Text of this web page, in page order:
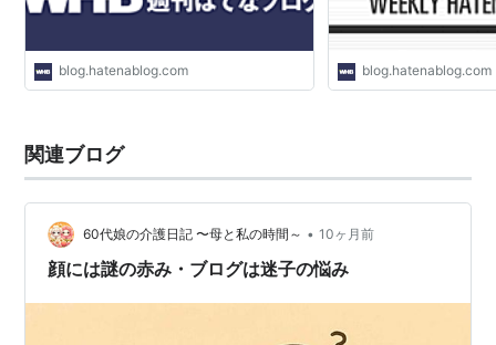
blog.hatenablog.com blog.hatenablog.com
関連ブログ
60代娘の介護日記 〜母と私の時間～ • 10ヶ月前
顔には謎の赤み・ブログは迷子の悩み